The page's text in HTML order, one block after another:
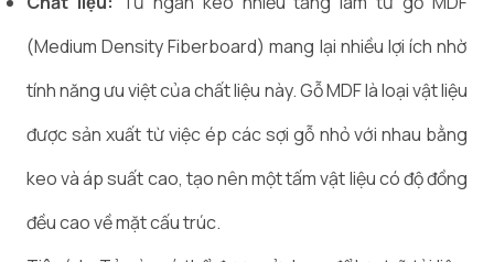
(Medium Density Fiberboard) mang lại nhiều lợi ích nhờ
tính năng ưu việt của chất liệu này. Gỗ MDF là loại vật liệu
được sản xuất từ việc ép các sợi gỗ nhỏ với nhau bằng
keo và áp suất cao, tạo nên một tấm vật liệu có độ đồng
đều cao về mặt cấu trúc.